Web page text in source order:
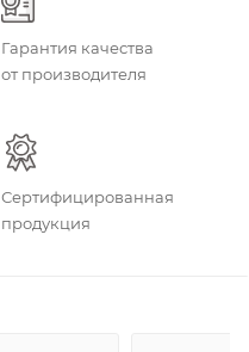
Гарантия качества
от производителя
Сертифицированная
продукция